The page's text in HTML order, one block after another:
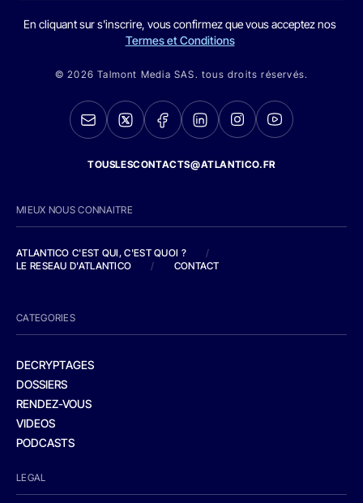
En cliquant sur s'inscrire, vous confirmez que vous acceptez nos
Termes et Conditions
© 2026 Talmont Media SAS. tous droits réservés.
TOUSLESCONTACTS@ATLANTICO.FR
MIEUX NOUS CONNAITRE
ATLANTICO C'EST QUI, C'EST QUOI ?
/
LE RESEAU D'ATLANTICO
/ CONTACT
CATEGORIES
DECRYPTAGES
DOSSIERS
RENDEZ-VOUS
VIDEOS
PODCASTS
LEGAL